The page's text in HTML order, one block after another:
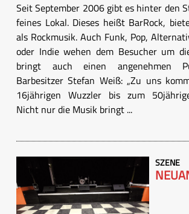
Seit September 2006 gibt es hinter den
feines Lokal. Dieses heißt BarRock,
als Rockmusik. Auch Funk, Pop,
oder Indie wehen dem Besucher um
bringt auch einen angenehmen
Barbesitzer Stefan Weiß: „Zu uns
16jährigen Wuzzler bis zum
Nicht nur die Musik bringt ...
SZENE